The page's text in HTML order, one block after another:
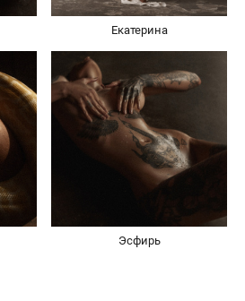
Екатерина
Эсфирь